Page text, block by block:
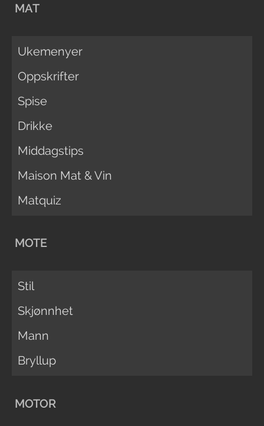
MAT
Ukemenyer
Oppskrifter
Spise
Drikke
Middagstips
Maison Mat & Vin
Matquiz
MOTE
Stil
Skjønnhet
Mann
Bryllup
MOTOR